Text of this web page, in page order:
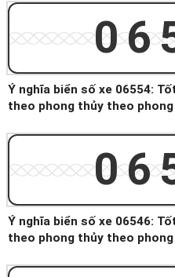
Ý nghĩa biển số xe 06554:
theo phong thủy theo
Ý nghĩa biển số xe 06546:
theo phong thủy theo